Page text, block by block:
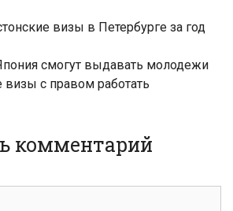
визы в Петербурге за год
смогут выдавать молодежи
визы с правом работать
комментарий